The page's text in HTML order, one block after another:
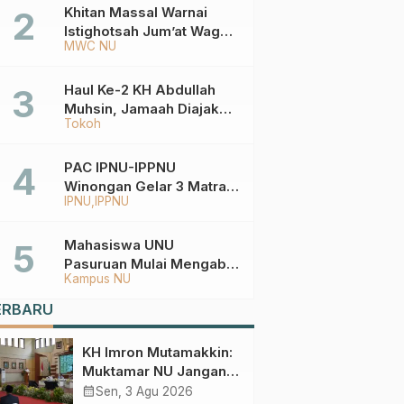
Ketentuannya?
MWC NU
Khitan Massal Warnai
Istighotsah Jum’at Wage
MWCNU Sukorejo
Tokoh
Haul Ke-2 KH Abdullah
Muhsin, Jamaah Diajak
Meneladani
IPNU IPPNU
PAC IPNU-IPPNU
Winongan Gelar 3 Matra
di MA Ma’arif An-Nur
Kampus NU
Mahasiswa UNU
Pasuruan Mulai Mengabdi
di Wonokerto dan Oro-
KH Imron Mutamakkin:
Muktamar NU Jangan
Terjebak pada
calendar_monthSen, 3 Agu 2026